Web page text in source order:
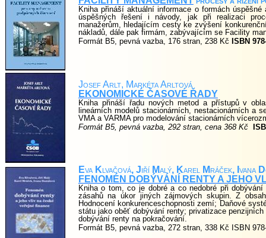
EvaKlvačová, JiříMalý, Karel Mráček, I vanaD
FENOMÉN DOBÝVÁNÍ RENTY A JEHO
Kniha o tom, co je dobré a co nedobré při
zásahů na úkor jiných zájmových skupin. Z
Hodnocení konkurenceschopnosti zemí; Daňové
státu jako oběť dobývání renty; privatizace
dobývání renty na pokračování.
Formát B5, pevná vazba, 272 stran, 338 Kč ISBN
Josef Arlt, Markéta Arltová
EKONOMICKÉ ČASOVÉ ŘADY
Kniha přináší řadu nových metod a přístupů v
lineárních modelů stacionárních, nestacionárních a
VMA a VARMA pro modelování stacionárních
Formát B5, pevná vazba, 292 stran, cena 368 Kč
Kniha přináší aktuální informace o formách
úspěšných řešení i návody, jak při realizaci
manažerům, hledajícím cesty ke zvýšení
nákladů, dále pak firmám, zabývajícím se Facility
Formát B5, pevná vazba, 176 stran, 238 Kč ISBN